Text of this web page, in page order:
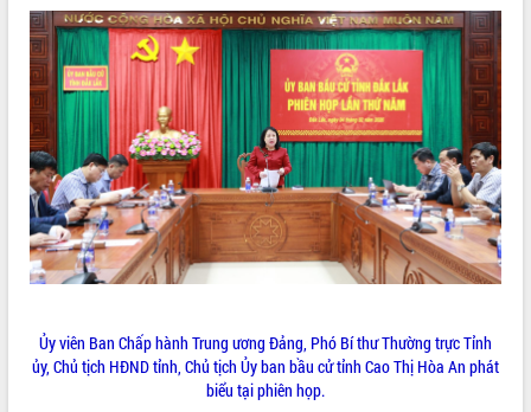
ĐIỂM TIN VĂN BẢN
QUY HOẠCH - KẾ HOẠCH
Ủy viên Ban Chấp hành Trung ương Đảng, Phó Bí thư Thường trực Tỉnh
ủy, Chủ tịch HĐND tỉnh, Chủ tịch Ủy ban bầu cử tỉnh Cao Thị Hòa An phát
biểu tại phiên họp.